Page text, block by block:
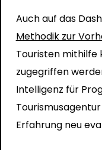
Auch auf das
Methodik zur
Touristen mithilfe
zugegriffen
Intelligenz für
Erfahrung neu